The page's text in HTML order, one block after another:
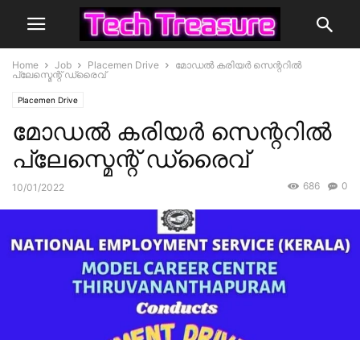
Home Job Placemen Drive
മോഡൽ കരിയർ സെന്ററിൽ
പ്ലേസ്മെന്റ് ഡ്രൈവ്
Placemen Drive
മോഡൽ കരിയർ സെന്ററിൽ
പ്ലേസ്മെന്റ് ഡ്രൈവ്
10/01/2022 0
686